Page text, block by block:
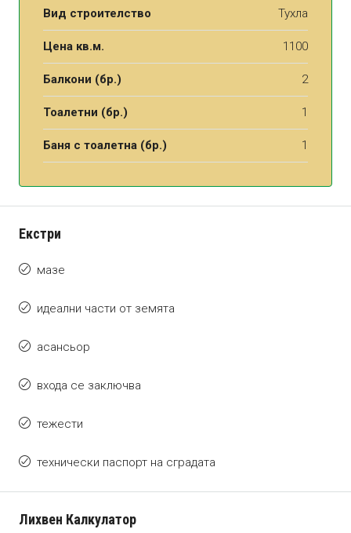
Вид строителство Тухла
Цена кв.м. 1100
Балкони (бр.) 2
Тоалетни (бр.) 1
Баня с тоалетна (бр.) 1
Екстри
мазе
идеални части от земята
асансьор
входа се заключва
тежести
технически паспорт на сградата
Лихвен Калкулатор